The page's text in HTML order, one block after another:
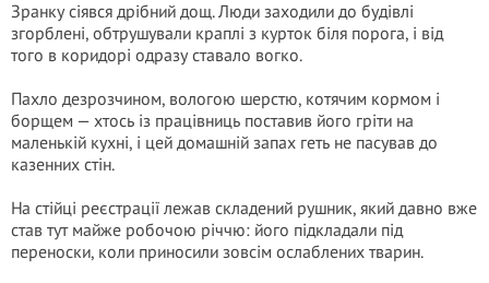
Зранку сіявся дрібний дощ. Люди заходили до будівлі
згорблені, обтрушували краплі з курток біля порога, і від
того в коридорі одразу ставало вогко.
Пахло дезрозчином, вологою шерстю, котячим кормом і
борщем — хтось із працівниць поставив його гріти на
маленькій кухні, і цей домашній запах геть не пасував до
казенних стін.
На стійці реєстрації лежав складений рушник, який давно вже
став тут майже робочою річчю: його підкладали під
переноски, коли приносили зовсім ослаблених тварин.